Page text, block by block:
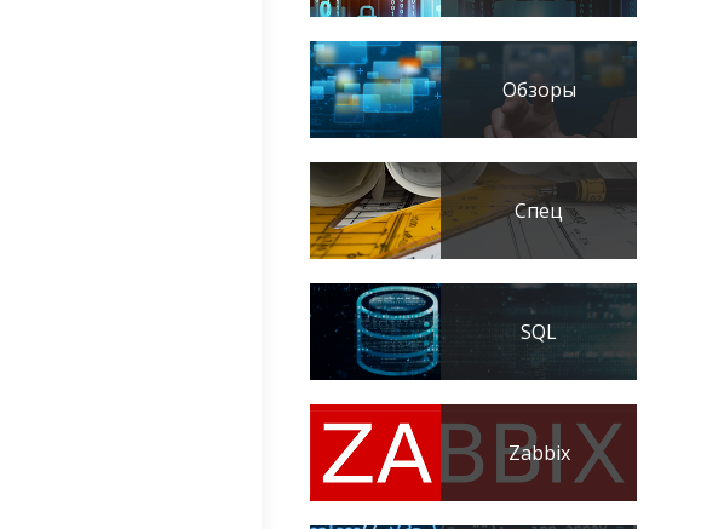
Обзоры
Спец
SQL
Zabbix